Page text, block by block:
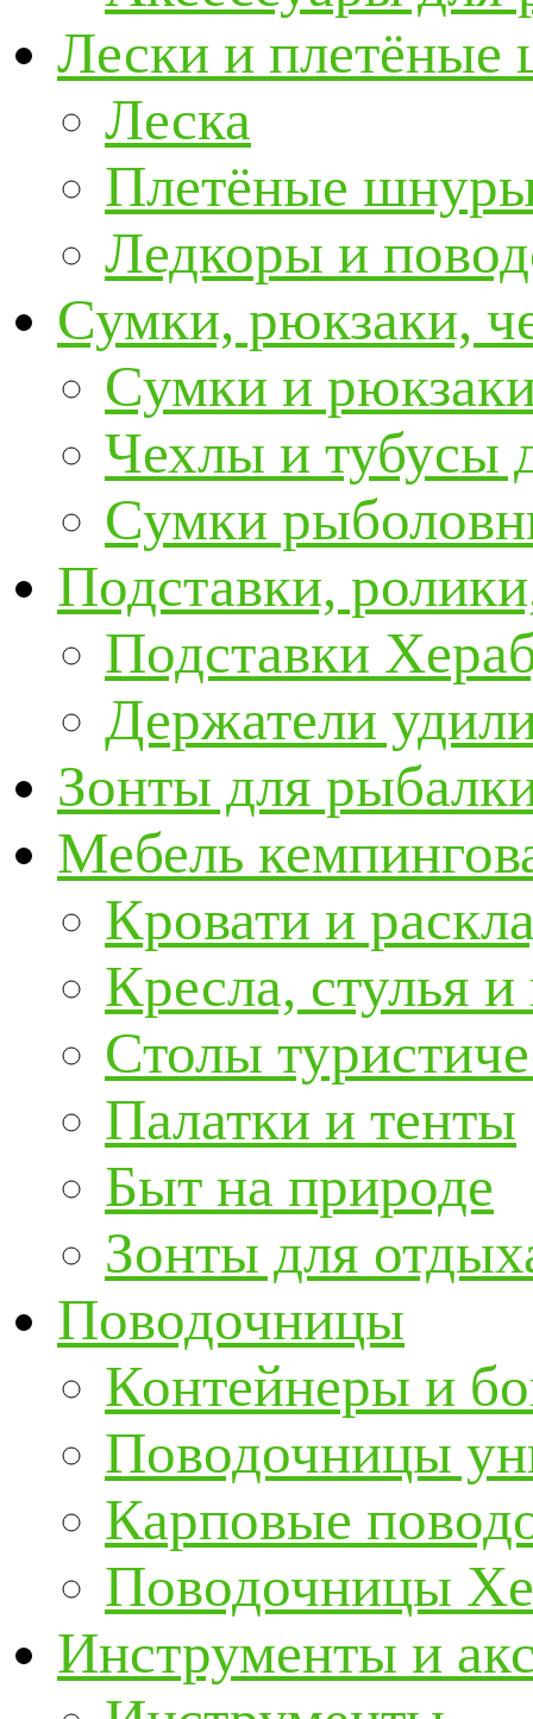
Лески и
Леска
Плетёные
Ледкоры и
Сумки, рюкзаки,
Сумки и
Чехлы и тубусы
Сумки
Подставки,
Подставки
Держатели
Зонты для
Мебель
Кровати и
Кресла, стулья
Столы
Палатки и тенты
Быт на природе
Зонты для
Поводочницы
Контейнеры и
Поводочницы
Карповые
Поводочницы
Инструменты и